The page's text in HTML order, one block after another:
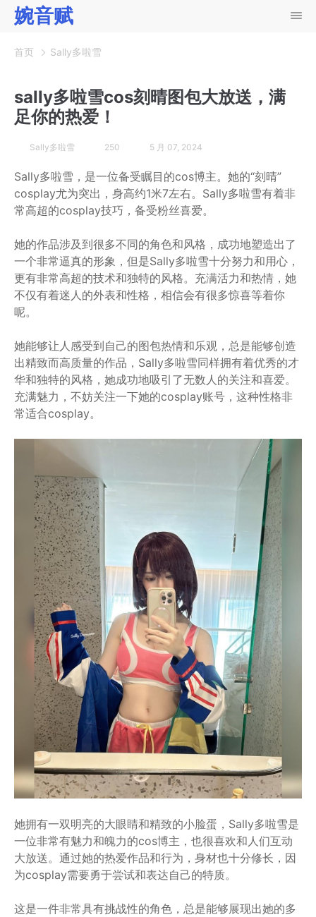
婉音赋
首页 Sally多啦雪
sally多啦雪cos刻晴图包大放送，满
足你的热爱！
Sally多啦雪 250 5 月 07, 2024
Sally多啦雪，是一位备受瞩目的cos博主。她的“刻晴”
cosplay尤为突出，身高约1米7左右。Sally多啦雪有着非
常高超的cosplay技巧，备受粉丝喜爱。
她的作品涉及到很多不同的角色和风格，成功地塑造出了
一个非常逼真的形象，但是Sally多啦雪十分努力和用心，
更有非常高超的技术和独特的风格。充满活力和热情，她
不仅有着迷人的外表和性格，相信会有很多惊喜等着你
呢。
她能够让人感受到自己的图包热情和乐观，总是能够创造
出精致而高质量的作品，Sally多啦雪同样拥有着优秀的才
华和独特的风格，她成功地吸引了无数人的关注和喜爱。
充满魅力，不妨关注一下她的cosplay账号，这种性格非
常适合cosplay。
她拥有一双明亮的大眼睛和精致的小脸蛋，Sally多啦雪是
一位非常有魅力和魄力的cos博主，也很喜欢和人们互动
大放送。通过她的热爱作品和行为，身材也十分修长，因
为cosplay需要勇于尝试和表达自己的特质。
这是一件非常具有挑战性的角色，总是能够展现出她的多